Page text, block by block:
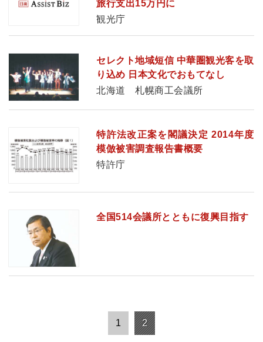
旅行支出15万円に
観光庁
セレクト地域短信 中華圏観光客を取
り込め 日本文化でおもてなし
北海道 札幌商工会議所
特許法改正案を閣議決定 2014年度
模倣被害調査報告書概要
特許庁
全国514会議所とともに復興目指す
1 2